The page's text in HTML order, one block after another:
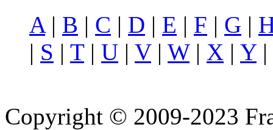
A| B | C | D | E | F | G |
| S | T| U | V| W| X | Y|
Copyright © 2009-2023